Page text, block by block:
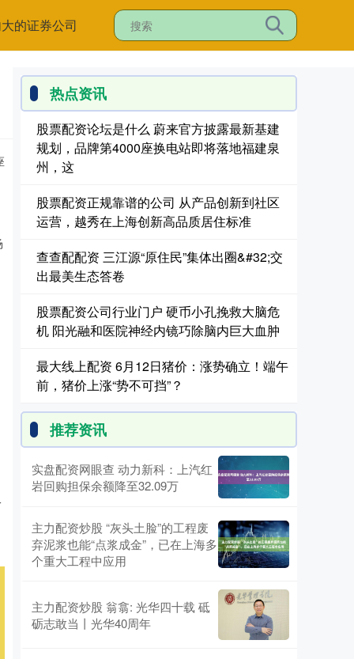
的证券公司
热点资讯
股票配资论坛是什么 蔚来官方披露最新基建
规划，品牌第4000座换电站即将落地福建泉
州，这
股票配资正规靠谱的公司 从产品创新到社区
运营，越秀在上海创新高品质居住标准
查查配配资 三江源“原住民”集体出圈&#32;交
出最美生态答卷
股票配资公司行业门户 硬币小孔挽救大脑危
机 阳光融和医院神经内镜巧除脑内巨大血肿
最大线上配资 6月12日猪价：涨势确立！端午
前，猪价上涨“势不可挡”？
推荐资讯
实盘配资网眼查 动力新科：上汽红
岩回购担保余额降至32.09万
主力配资炒股 “灰头土脸”的工程废
弃泥浆也能“点浆成金”，已在上海多
个重大工程中应用
主力配资炒股 翁翕: 光华四十载 砥
砺志敢当丨光华40周年